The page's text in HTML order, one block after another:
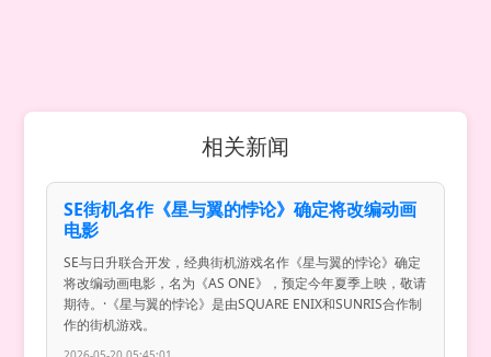
相关新闻
SE街机名作《星与翼的悖论》确定将改编动画
电影
SE与日升联合开发，经典街机游戏名作《星与翼的悖论》确定
将改编动画电影，名为《AS ONE》，预定今年夏季上映，敬请
期待。·《星与翼的悖论》是由SQUARE ENIX和SUNRIS合作制
作的街机游戏。